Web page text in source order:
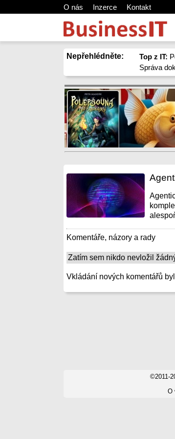
O nás Inzerce Kontakt
Nepřehlédněte: Top z IT:
Správa
Komentáře, názory a rady
Zatím sem nikdo nevložil
Vkládání nových komentářů
©2011-
O